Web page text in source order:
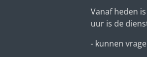
Vanaf heden
uur is de
- kunnen